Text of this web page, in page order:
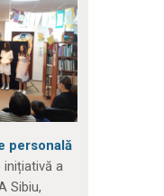
personală
a
Sibiu,